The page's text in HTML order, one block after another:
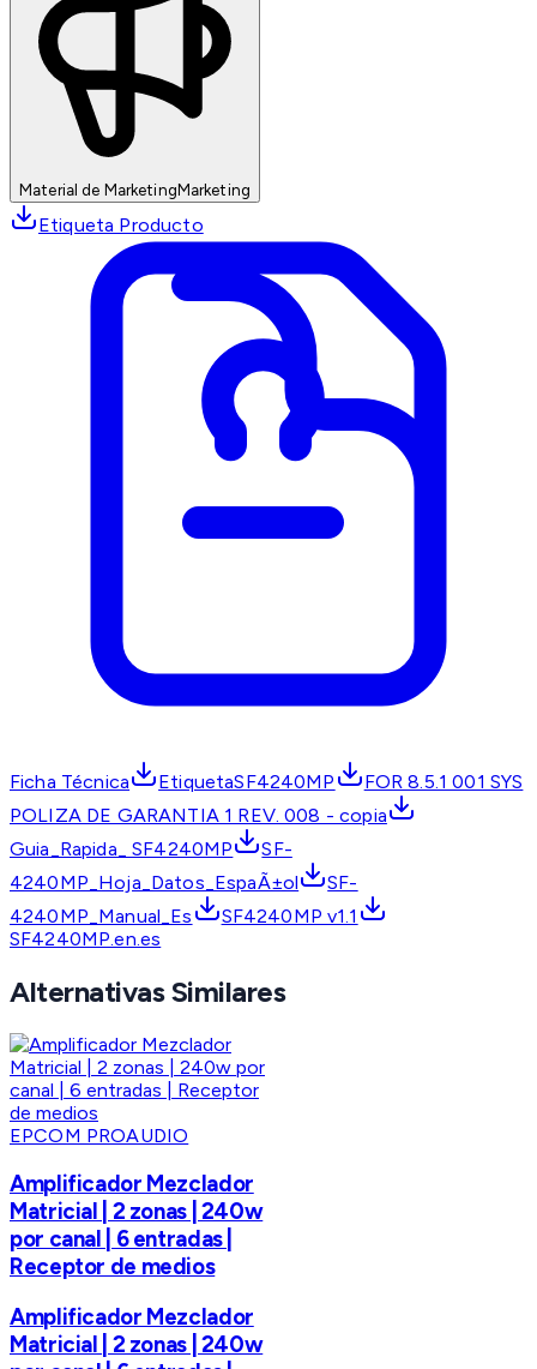
Material de MarketingMarketing
Etiqueta Producto
Ficha Técnica EtiquetaSF4240MP
FOR 8.5.1 001 SYS
POLIZA DE GARANTIA 1 REV. 008 - copia
Guia_Rapida_ SF4240MP
SF-
4240MP_Hoja_Datos_EspaÃ±ol
SF-
4240MP_Manual_Es
SF4240MP v1.1
SF4240MP.en.es
Alternativas Similares
EPCOM PROAUDIO
Amplificador Mezclador
Matricial | 2 zonas | 240w
por canal | 6 entradas |
Receptor de medios
Amplificador Mezclador
Matricial | 2 zonas | 240w